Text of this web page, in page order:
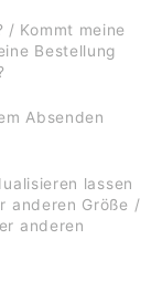
/ Kommt meine
Bestellung
Absenden
lassen
anderen Größe /
anderen